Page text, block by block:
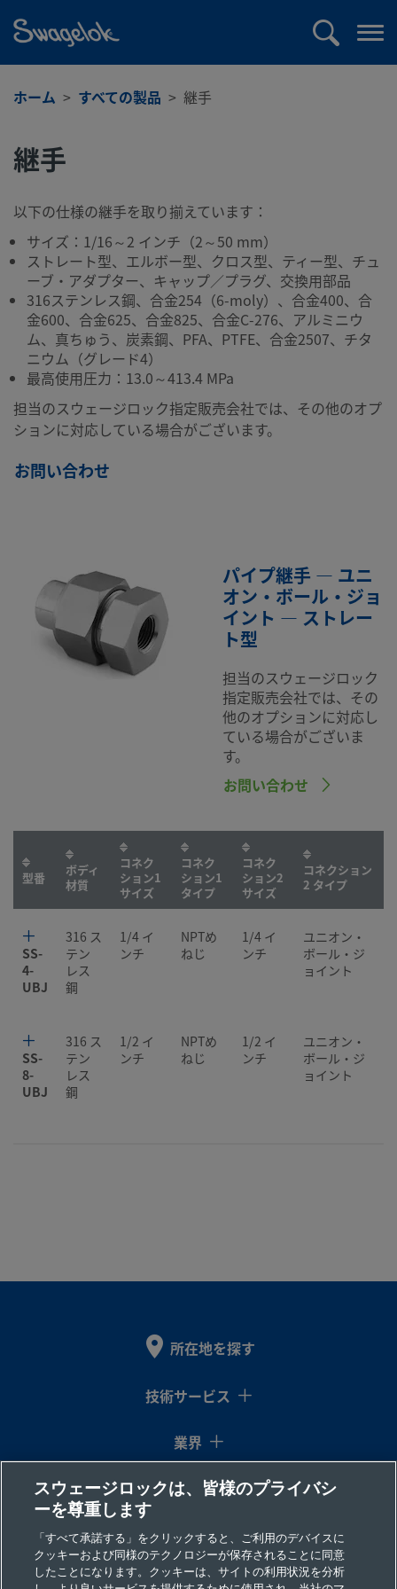
ホーム すべての製品 継手
継手
以下の仕様の継手を取り揃えています：
サイズ：1/16～2 インチ（2～50 mm）
ストレート型、エルボー型、クロス型、ティー型、チュ
ーブ・アダプター、キャップ／プラグ、交換用部品
316ステンレス鋼、合金254（6-moly）、合金400、合
金600、合金625、合金825、合金C-276、アルミニウ
ム、真ちゅう、炭素鋼、PFA、PTFE、合金2507、チタ
ニウム（グレード4）
最高使用圧力：13.0～413.4 MPa
担当のスウェージロック指定販売会社では、その他のオプ
ションに対応している場合がございます。
お問い合わせ
パイプ継手 — ユニ
オン・ボール・ジョ
イント — ストレー
ト型
担当のスウェージロック
指定販売会社では、その
他のオプションに対応し
ている場合がございま
す。
お問い合わせ
型番
ボディ
材質
コネク
ション1
サイズ
コネク
ション1
タイプ
コネク
ション2
サイズ
コネクション
2 タイプ
SS-
4-
UBJ
316 ス
テン
レス
鋼
1/4 イ
ンチ
NPTめ
ねじ
1/4 イ
ンチ
ユニオン・
ボール・ジ
ョイント
SS-
8-
UBJ
316 ス
テン
レス
鋼
1/2 イ
ンチ
NPTめ
ねじ
1/2 イ
ンチ
ユニオン・
ボール・ジ
ョイント
所在地を探す
技術サービス
業界
コラム
リソース
会社情報
スウェージロックは、皆様のプライバシ
ーを尊重します
「すべて承諾する」をクリックすると、ご利用のデバイスに
クッキーおよび同様のテクノロジーが保存されることに同意
したことになります。クッキーは、サイトの利用状況を分析